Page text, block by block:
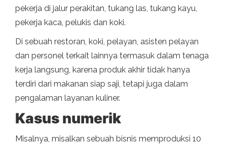
pekerja di jalur perakitan, tukang las, tukang kayu,
pekerja kaca, pelukis dan koki.
Di sebuah restoran, koki, pelayan, asisten pelayan
dan personel terkait lainnya termasuk dalam tenaga
kerja langsung, karena produk akhir tidak hanya
terdiri dari makanan siap saji, tetapi juga dalam
pengalaman layanan kuliner.
Kasus numerik
Misalnya, misalkan sebuah bisnis memproduksi 10